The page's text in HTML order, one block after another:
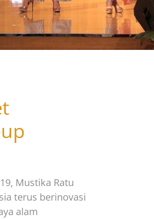
Mustika Ratu
terus berinovasi
alam